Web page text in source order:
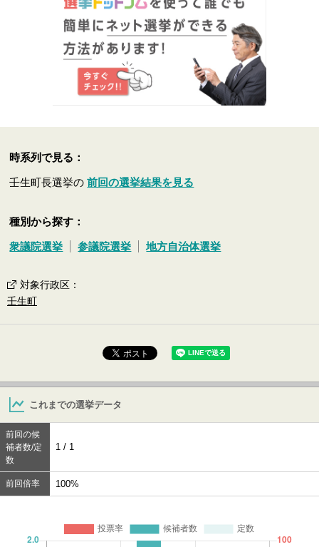
時系列で見る：
壬生町長選挙の前回の選挙結果を見る
種別から探す：
衆議院選挙 参議院選挙 地方自治体選挙
対象行政区 ：
壬生町
これまでの選挙データ
前回の候
補者数/定
数
1 / 1
前回倍率 100%